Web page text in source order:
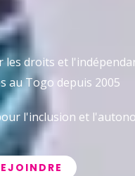
les droits et
au Togo depuis 2005
l'inclusion et